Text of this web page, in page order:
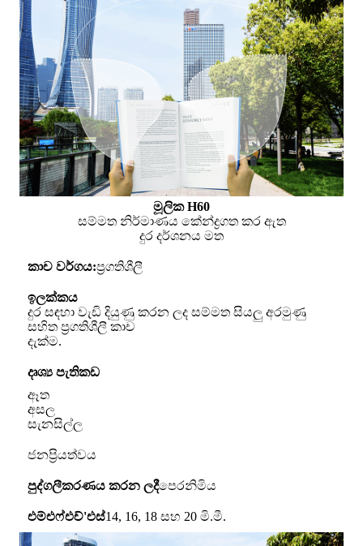
මූලික H60
සම්මත නිර්මාණය කේන්ද්‍රගත කර ඇත
දුර දර්ශනය මත
කාච වර්ගය:ප්‍රගතිශීලී
ඉලක්කය
දුර සඳහා වැඩි දියුණු කරන ලද සම්මත සියලු අරමුණු
සහිත ප්‍රගතිශීලී කාච
දැක්ම.
දෘශ්‍ය පැතිකඩ
ඈත
අසල
සැනසිල්ල
ජනප්‍රියත්වය
පුද්ගලීකරණය කරන ලදීපෙරනිමිය
එම්එෆ්එච්'එස්14, 16, 18 සහ 20 මි.මී.